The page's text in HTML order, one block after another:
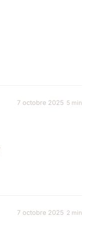
7 octobre 2025 5 min
7 octobre 2025 2 min